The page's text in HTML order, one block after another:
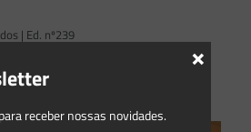
| Ed. nº239
receber nossas novidades.
×